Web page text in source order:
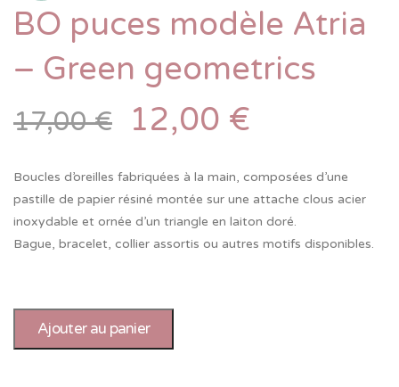
BO puces modèle Atria
– Green geometrics
17,00€ 12,00 €
Boucles d’oreilles fabriquées à la main, composées d’une
pastille de papier résiné montée sur une attache clous acier
inoxydable et ornée d’un triangle en laiton doré.
Bague, bracelet, collier assortis ou autres motifs disponibles.
Ajouter au panier